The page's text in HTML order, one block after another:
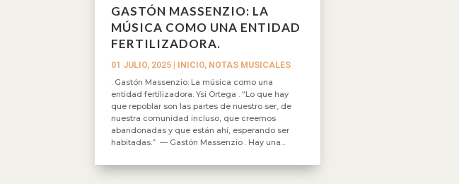
GASTÓN MASSENZIO: LA
MÚSICA COMO UNA ENTIDAD
FERTILIZADORA.
01 JULIO, 2025 INICIO, NOTAS MUSICALES
. Gastón Massenzio: La música como una
entidad fertilizadora. Ysi Ortega . “Lo que hay
que repoblar son las partes de nuestro ser, de
nuestra comunidad incluso, que creemos
abandonadas y que están ahí, esperando ser
habitadas.” ― Gastón Massenzio . Hay una...